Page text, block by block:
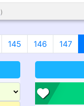
)
145 146 147